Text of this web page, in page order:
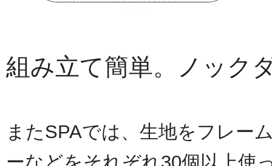
組み立て簡単。ノック
またSPAでは、生地をフレー